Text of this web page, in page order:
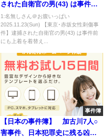
された自衛官の男(43) は事件前
にも上着を着替えていたか 直
前に手袋をはめるなど計画的犯
行とみて捜査 警視庁｜
1:名無しさん＠お腹いっぱい
2025.11.23(Sun) 【東京･赤坂女性刺傷事
件】逮捕された自衛官の男(43) は事件前
にも上着を着替え...
事件簿
【日本の事件簿】 加古川7人○
害事件、日本犯罪史に残る凶悪